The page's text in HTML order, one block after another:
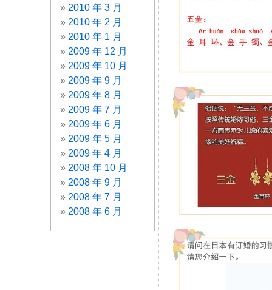
2010 年 3 月
2010 年 2 月
2010 年 1 月
2009 年 12 月
2009 年 10 月
2009 年 9 月
2009 年 8 月
2009 年 7 月
2009 年 6 月
2009 年 5 月
2009 年 4 月
2008 年 10 月
2008 年 9 月
2008 年 7 月
2008 年 6 月